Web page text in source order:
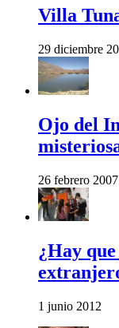
Villa
29 diciembre
Ojo del
26 febrero 2007
¿Hay
1 junio 2012